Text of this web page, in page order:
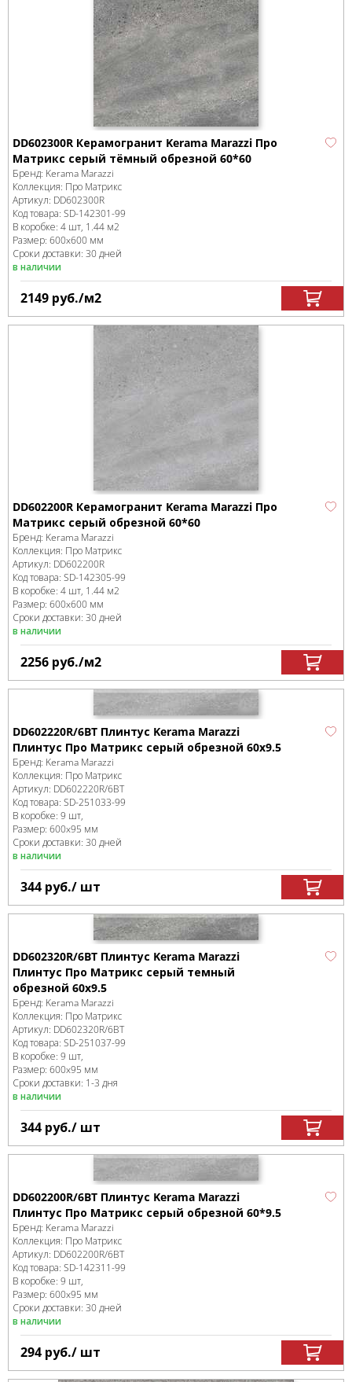
DD602300R Керамогранит Kerama Marazzi Про
Матрикс серый тёмный обрезной 60*60
Бренд: Kerama Marazzi
Коллекция: Про Матрикс
Артикул: DD602300R
Код товара: SD-142301-99
В коробке: 4 шт, 1.44 м2
Размер: 600x600 мм
Сроки доставки: 30 дней
в наличии
2149 руб./м2
DD602200R Керамогранит Kerama Marazzi Про
Матрикс серый обрезной 60*60
Бренд: Kerama Marazzi
Коллекция: Про Матрикс
Артикул: DD602200R
Код товара: SD-142305-99
В коробке: 4 шт, 1.44 м2
Размер: 600x600 мм
Сроки доставки: 30 дней
в наличии
2256 руб./м2
DD602220R/6BT Плинтус Kerama Marazzi
Плинтус Про Матрикс серый обрезной 60x9.5
Бренд: Kerama Marazzi
Коллекция: Про Матрикс
Артикул: DD602220R/6BT
Код товара: SD-251033-99
В коробке: 9 шт,
Размер: 600x95 мм
Сроки доставки: 30 дней
в наличии
344 руб./ шт
DD602320R/6BT Плинтус Kerama Marazzi
Плинтус Про Матрикс серый темный
обрезной 60x9.5
Бренд: Kerama Marazzi
Коллекция: Про Матрикс
Артикул: DD602320R/6BT
Код товара: SD-251037-99
В коробке: 9 шт,
Размер: 600x95 мм
Сроки доставки: 1-3 дня
в наличии
344 руб./ шт
DD602200R/6BT Плинтус Kerama Marazzi
Плинтус Про Матрикс серый обрезной 60*9.5
Бренд: Kerama Marazzi
Коллекция: Про Матрикс
Артикул: DD602200R/6BT
Код товара: SD-142311-99
В коробке: 9 шт,
Размер: 600x95 мм
Сроки доставки: 30 дней
в наличии
294 руб./ шт